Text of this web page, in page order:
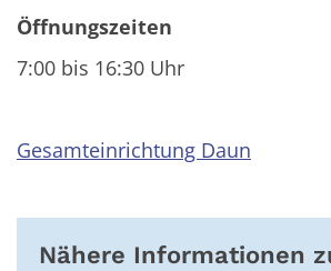
Öffnungszeiten
7:00 bis 16:30 Uhr
Gesamteinrichtung Daun
Nähere Informationen